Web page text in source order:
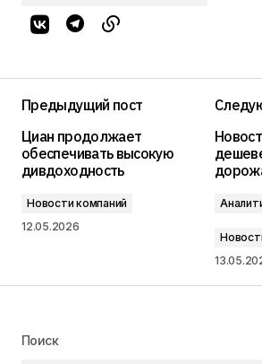
Предыдущий пост
Циан продолжает
обеспечивать высокую
дивдоходность
Новости компаний
12.05.2026
Поиск